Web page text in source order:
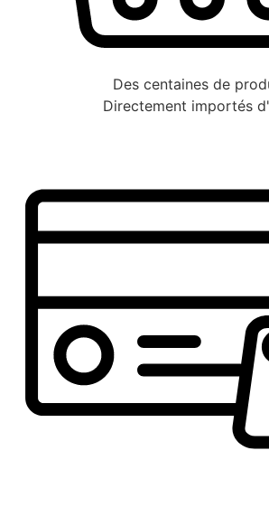
Des centaines de
Directement importés